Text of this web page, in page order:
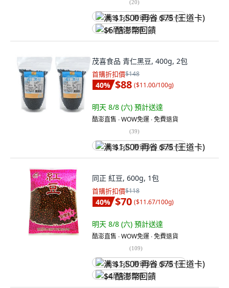
(20)
满 $1,500 再省 $75 (王道卡)
$6 酷澎幣回饋
茂喜食品 青仁黑豆, 400g, 2包
首購折扣價$148
40% $88 ($11.00/100g)
明天 8/8 (六) 預計送達
酷澎直售 ∙ WOW免運 ∙ 免費退貨
(39)
满 $1,500 再省 $75 (王道卡)
同正 紅豆, 600g, 1包
首購折扣價$118
40% $70 ($11.67/100g)
明天 8/8 (六) 預計送達
酷澎直售 ∙ WOW免運 ∙ 免費退貨
(109)
满 $1,500 再省 $75 (王道卡)
$4 酷澎幣回饋